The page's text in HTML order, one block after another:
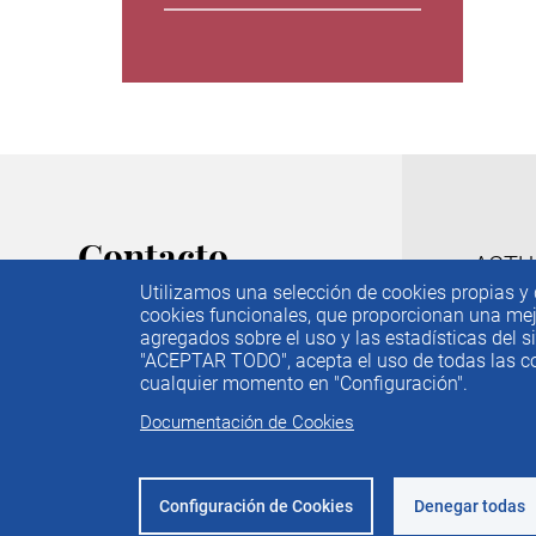
Utilizamos una selección de cookies propias
cookies funcionales, que proporcionan una
agregados sobre el uso y las estadísticas del
"ACEPTAR TODO", acepta el uso de todas
cualquier momento en "Configuración".
Documentación de Cookies
Configuración de Cookies Denegar todas
Contacto
C/ Príncipe de Vergara, 74. 6ª
28006 Madrid
Menú
IEE